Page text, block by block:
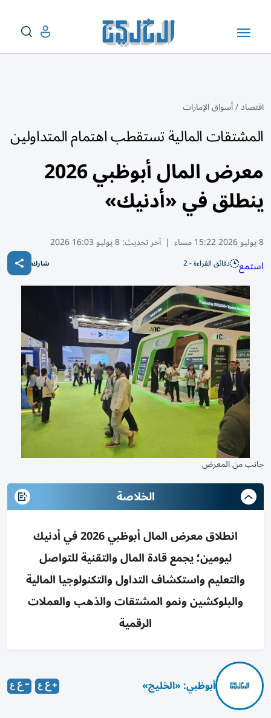
اقتصاد/أسواق الإمارات
المشتقات المالية تستقطب اهتمام المتداولين
معرض المال أبوظبي 2026
ينطلق في «أدنيك»
8 يوليو 2026 15:22 مساء | آخر تحديث:8 يوليو 16:03 2026
استمع دقائق القراءة - 2 شارك
جانب من المعرض
الخلاصة
انطلاق معرض المال أبوظبي 2026 في أدنيك
ليومين؛ يجمع قادة المال والتقنية للتواصل
والتعليم واستكشاف التداول والتكنولوجيا المالية
والبلوكشين ونمو المشتقات والذهب والعملات
الرقمية
أبوظبي: «الخليج»